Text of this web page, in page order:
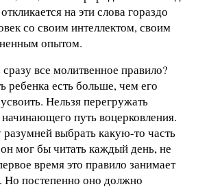
на эти слова гораздо
со своим интеллектом, своим
опытом.
все молитвенное правило?
ребенка есть больше, чем его
Нельзя перегружать
начинающего путь воцерковления.
выбрать какую-то часть
мог бы читать каждый день, не
время это правило занимает
Но постепенно оно должно